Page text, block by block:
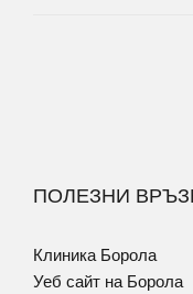
ПОЛЕЗНИ
Клиника Борола
Уеб сайт на Борола